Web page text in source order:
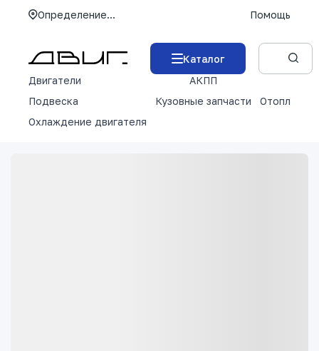
Определение... Помощь
Каталог
Двигатели
АКПП
Подвеска
Кузовные запчасти
Отопление
Охлаждение двигателя